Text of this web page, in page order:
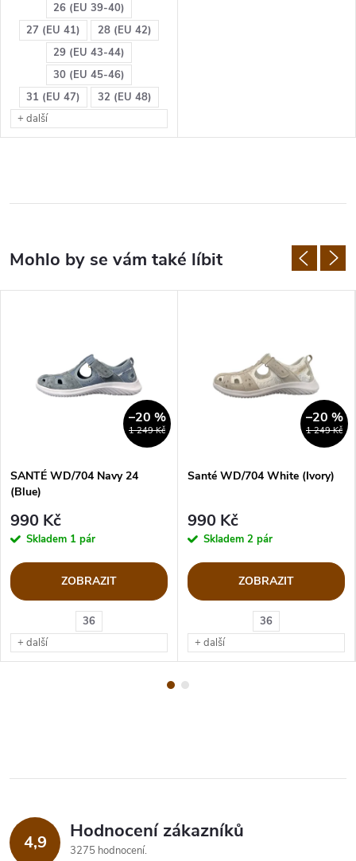
26 (EU 39-40)
27 (EU 41)
28 (EU 42)
29 (EU 43-44)
30 (EU 45-46)
31 (EU 47)
32 (EU 48)
+ další
1 249 Kč
–20 %
36
+ další
SANTÉ WD/704 Navy 24
(Blue)
990 Kč
Skladem 1 pár
ZOBRAZIT
1 249 Kč
–20 %
36
+ další
Santé WD/704 White (Ivory)
990 Kč
Skladem 2 pár
ZOBRAZIT
4,9 Hodnocení zákazníků
3275 hodnocení